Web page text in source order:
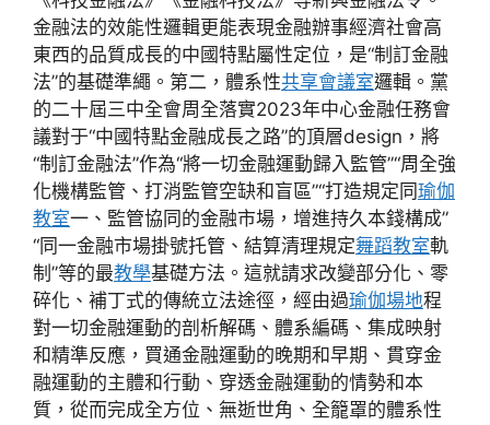
金融法的效能性邏輯更能表現金融辦事經濟社會高
東西的品質成長的中國特點屬性定位，是“制訂金融
法”的基礎準繩。第二，體系性共享會議室邏輯。黨
的二十屆三中全會周全落實2023年中心金融任務會
議對于“中國特點金融成長之路”的頂層design，將
“制訂金融法”作為“將一切金融運動歸入監管”“周全強
化機構監管、打消監管空缺和盲區”“打造規定同瑜伽
教室一、監管協同的金融市場，增進持久本錢構成”
“同一金融市場掛號托管、結算清理規定舞蹈教室軌
制”等的最教學基礎方法。這就請求改變部分化、零
碎化、補丁式的傳統立法途徑，經由過瑜伽場地程
對一切金融運動的剖析解碼、體系編碼、集成映射
和精準反應，買通金融運動的晚期和早期、貫穿金
融運動的主體和行動、穿透金融運動的情勢和本
質，從而完成全方位、無逝世角、全籠罩的體系性